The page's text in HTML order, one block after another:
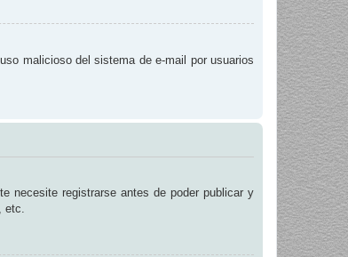
malicioso del sistema de e-mail por usuarios
necesite registrarse antes de poder publicar y